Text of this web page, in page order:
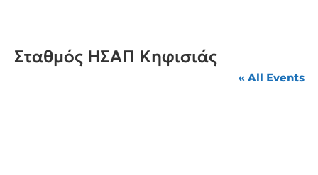
Σταθμός ΗΣΑΠ Κηφισιάς
« All Events